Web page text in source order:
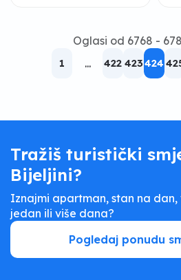
Oglasi od 6768 -
1 ... 422 423424
Tražiš turistički
Bijeljini?
Iznajmi apartman, stan na
jedan ili više dana?
Pogledaj ponudu